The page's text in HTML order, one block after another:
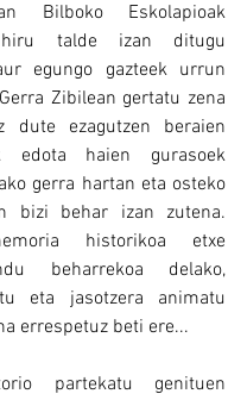
Bilboko Eskolapioak
hiru talde izan ditugu
egungo gazteek urrun
Zibilean gertatu zena
dute ezagutzen beraien
edota haien gurasoek
gerra hartan eta osteko
bizi behar izan zutena.
historikoa etxe
beharrekoa delako,
eta jasotzera animatu
errespetuz beti ere...
partekatu genituen